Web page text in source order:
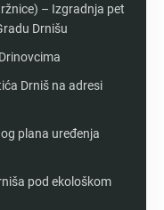
– Izgradnja pet
Drnišu
Drniš na adresi
plana uređenja
pod ekološkom